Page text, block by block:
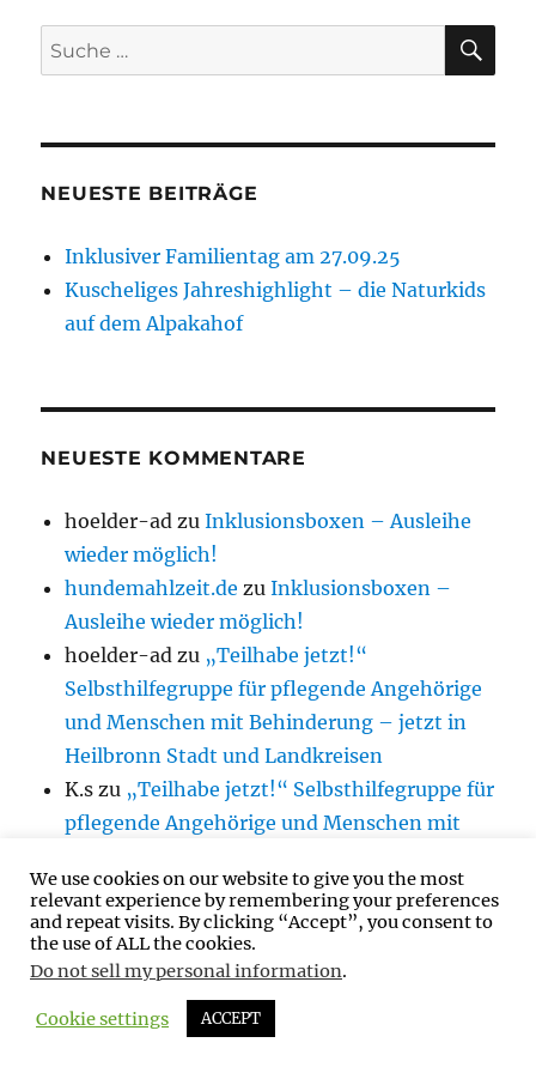
Suche
nach:
NEUESTE BEITRÄGE
Inklusiver Familientag am 27.09.25
Kuscheliges Jahreshighlight – die Naturkids
auf dem Alpakahof
NEUESTE KOMMENTARE
hoelder-ad zuInklusionsboxen – Ausleihe
wieder möglich!
hundemahlzeit.de zuInklusionsboxen –
Ausleihe wieder möglich!
hoelder-ad zu „Teilhabe jetzt!“
Selbsthilfegruppe für pflegende Angehörige
und Menschen mit Behinderung – jetzt in
Heilbronn Stadt und Landkreisen
K.s zu „Teilhabe jetzt!“ Selbsthilfegruppe für
pflegende Angehörige und Menschen mit
Landkreisen
hoelder-adzuInklusionsboxen – Ausleihe
wieder möglich!
We use cookies on our website to give you the most
relevant experience by remembering your preferences
and repeat visits. By clicking “Accept”, you consent to
the use of ALL the cookies.
Do not sell my personal information.
Cookie settings ACCEPT